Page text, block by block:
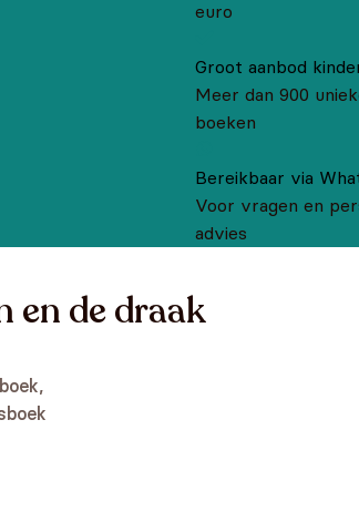
euro
Groot aanbod
Meer dan 900
boeken
Bereikbaar via
Voor vragen en
advies
en de draak